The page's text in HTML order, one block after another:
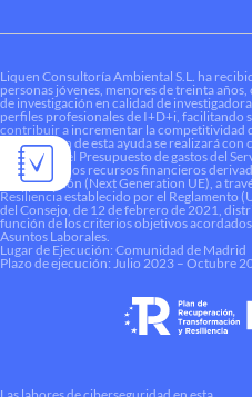
Liquen Consultoría Ambiental S.L. ha
personas jóvenes, menores de treinta
de investigación en calidad de
perfiles profesionales de I+D+i, facilitando
contribuir a incrementar la competitividad
financiación de esta ayuda se realizará
dotados en el Presupuesto de gastos del
el marco de los recursos financieros
Recuperación (Next Generation UE), a
Resiliencia establecido por el Reglamento
del Consejo, de 12 de febrero de 2021,
función de los criterios objetivos
Asuntos Laborales.
Lugar de Ejecución: Comunidad de Madrid
Plazo de ejecución: Julio 2023 – Octubre